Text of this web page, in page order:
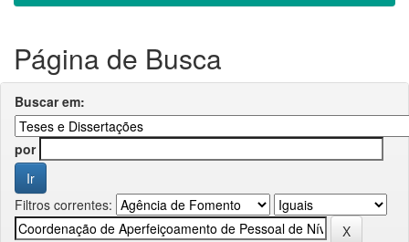
Página de Busca
Buscar em:
por
Filtros correntes: